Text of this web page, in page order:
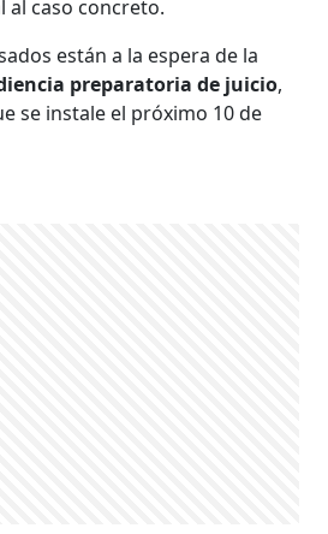
al caso concreto.
están a la espera de la
preparatoria de juicio,
se instale el próximo 10 de